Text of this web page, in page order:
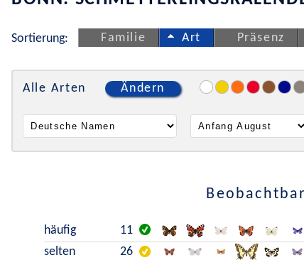
Sortierung: Familie Art Präsenz
Alle Arten Ändern
häufig 11
selten
26